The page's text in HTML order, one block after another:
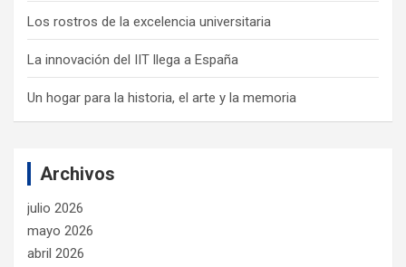
Los rostros de la excelencia universitaria
La innovación del IIT llega a España
Un hogar para la historia, el arte y la memoria
Archivos
julio 2026
mayo 2026
abril 2026